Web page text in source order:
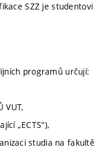
SZZ je studentovi
programů určují:
VUT,
„ECTS“),
studia na fakultě